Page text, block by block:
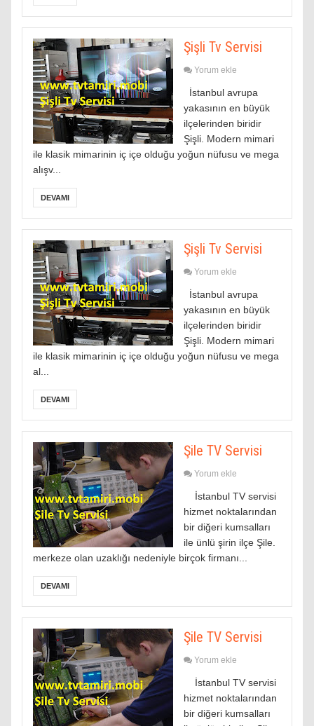
Şişli Tv Servisi
Yorum ekle
İstanbul avrupa
yakasının en büyük
ilçelerinden biridir
Şişli. Modern mimari
ile klasik mimarinin iç içe olduğu yoğun nüfusu ve mega
alışv...
DEVAMI
Şişli Tv Servisi
Yorum ekle
İstanbul avrupa
yakasının en büyük
ilçelerinden biridir
Şişli. Modern mimari
ile klasik mimarinin iç içe olduğu yoğun nüfusu ve mega
al...
DEVAMI
Şile TV Servisi
Yorum ekle
İstanbul TV servisi
hizmet noktalarından
bir diğeri kumsalları
ile ünlü şirin ilçe Şile.
merkeze olan uzaklığı nedeniyle birçok firmanı...
DEVAMI
Şile TV Servisi
Yorum ekle
İstanbul TV servisi
hizmet noktalarından
bir diğeri kumsalları